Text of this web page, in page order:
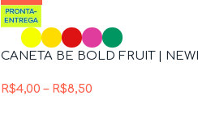
CANETA BE BOLD FRUIT |
R$4,00 – R$8,50